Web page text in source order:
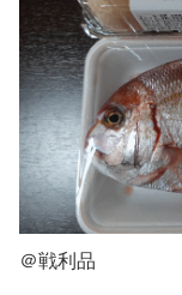
＠戦利品